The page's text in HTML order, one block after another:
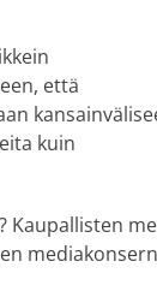
että
kuin